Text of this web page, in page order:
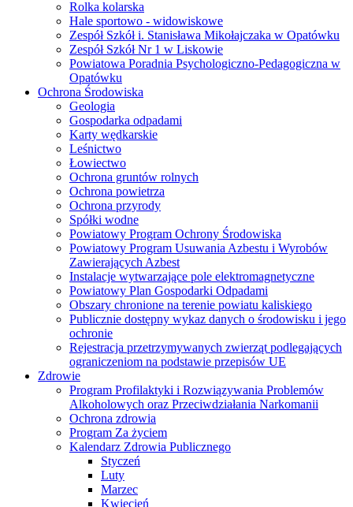
Rolka kolarska
Hale sportowo - widowiskowe
Zespół Szkół i. Stanisława Mikołajczaka w Opatówku
Zespół Szkół Nr 1 w Liskowie
Powiatowa Poradnia Psychologiczno-Pedagogiczna w
Opatówku
Ochrona Środowiska
Geologia
Gospodarka odpadami
Karty wędkarskie
Leśnictwo
Łowiectwo
Ochrona gruntów rolnych
Ochrona powietrza
Ochrona przyrody
Spółki wodne
Powiatowy Program Ochrony Środowiska
Powiatowy Program Usuwania Azbestu i Wyrobów
Zawierających Azbest
Instalacje wytwarzające pole elektromagnetyczne
Powiatowy Plan Gospodarki Odpadami
Obszary chronione na terenie powiatu kaliskiego
Publicznie dostępny wykaz danych o środowisku i jego
ochronie
Rejestracja przetrzymywanych zwierząt podlegających
ograniczeniom na podstawie przepisów UE
Zdrowie
Program Profilaktyki i Rozwiązywania Problemów
Alkoholowych oraz Przeciwdziałania Narkomanii
Ochrona zdrowia
Program Za życiem
Kalendarz Zdrowia Publicznego
Styczeń
Luty
Marzec
Kwiecień